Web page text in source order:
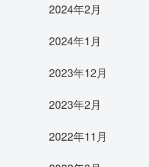
2024年2月
2024年1月
2023年12月
2023年2月
2022年11月